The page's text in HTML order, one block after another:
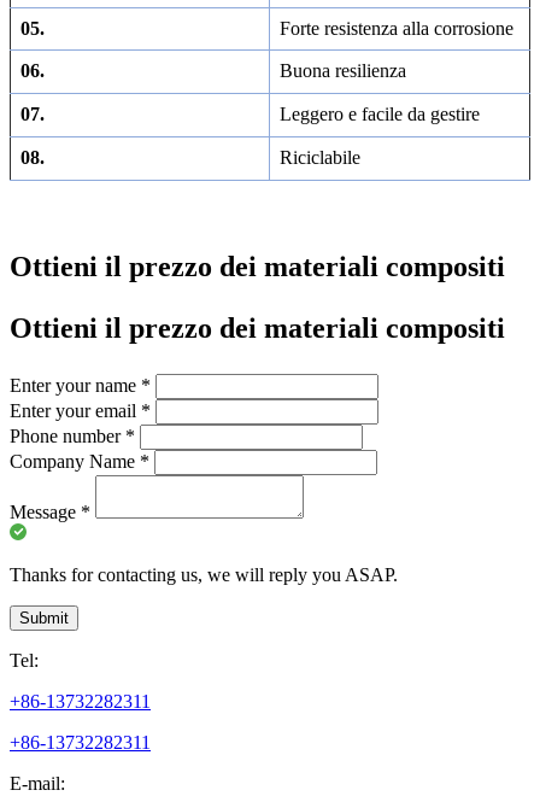
05. Forte resistenza alla corrosione
06. Buona resilienza
07. Leggero e facile da gestire
08. Riciclabile
Ottieni il prezzo dei materiali compositi
Ottieni il prezzo dei materiali compositi
Enter your name *
Enter your email *
Phone number *
Company Name *
Message *
Thanks for contacting us, we will reply you ASAP.
Submit
Tel:
+86-13732282311
+86-13732282311
E-mail: